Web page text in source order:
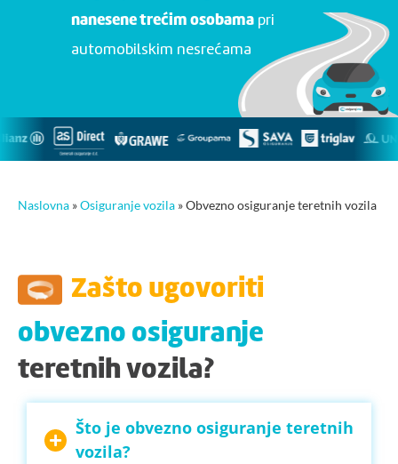
nanesene trećim osobama pri
automobilskim nesrećama
Naslovna »Osiguranje vozila »Obvezno osiguranje teretnih vozila
Zašto ugovoriti
obvezno osiguranje
teretnih vozila?
Što je obvezno osiguranje teretnih
vozila?